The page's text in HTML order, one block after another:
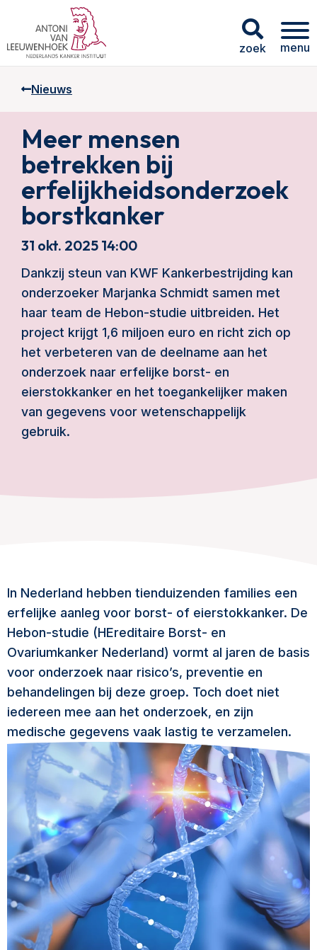
zoek menu
Nieuws
Meer mensen
betrekken bij
erfelijkheidsonderzoek
borstkanker
31 okt. 2025 14:00
Dankzij steun van KWF Kankerbestrijding kan
onderzoeker Marjanka Schmidt samen met
haar team de Hebon-studie uitbreiden. Het
project krijgt 1,6 miljoen euro en richt zich op
het verbeteren van de deelname aan het
onderzoek naar erfelijke borst- en
eierstokkanker en het toegankelijker maken
van gegevens voor wetenschappelijk
gebruik.
In Nederland hebben tienduizenden families een
erfelijke aanleg voor borst- of eierstokkanker. De
Hebon-studie (HEreditaire Borst- en
Ovariumkanker Nederland) vormt al jaren de basis
voor onderzoek naar risico’s, preventie en
behandelingen bij deze groep. Toch doet niet
iedereen mee aan het onderzoek, en zijn
medische gegevens vaak lastig te verzamelen.